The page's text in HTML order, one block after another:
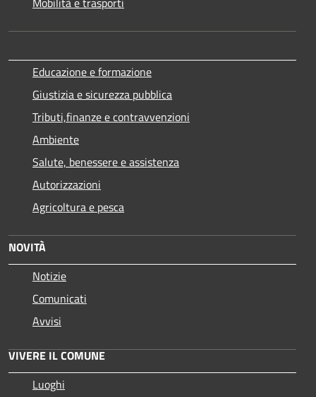
Educazione e formazione
Giustizia e sicurezza pubblica
Tributi,finanze e contravvenzioni
Ambiente
Salute, benessere e assistenza
Autorizzazioni
Agricoltura e pesca
NOVITÀ
Notizie
Comunicati
Avvisi
VIVERE IL COMUNE
Luoghi